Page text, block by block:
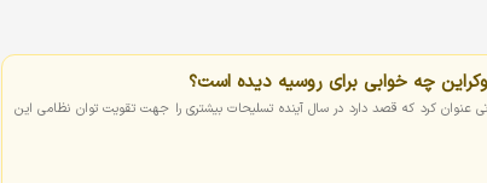
عنوان کرد که قصد دارد در سال آینده تسلیحات بیشتری را جهت تقویت توان نظامی این